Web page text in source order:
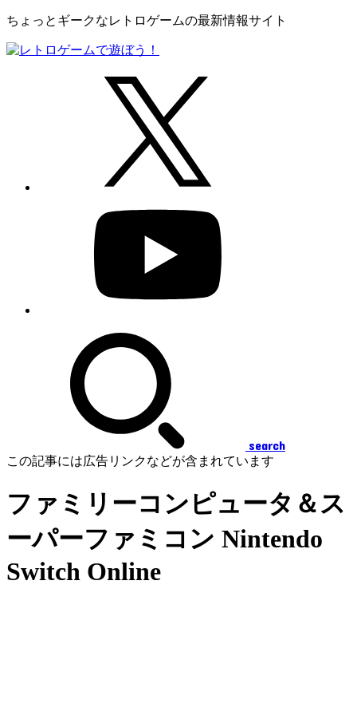
ちょっとギークなレトロゲームの最新情報サイト
search
この記事には広告リンクなどが含まれています
ファミリーコンピュータ＆ス
ーパーファミコン Nintendo
Switch Online